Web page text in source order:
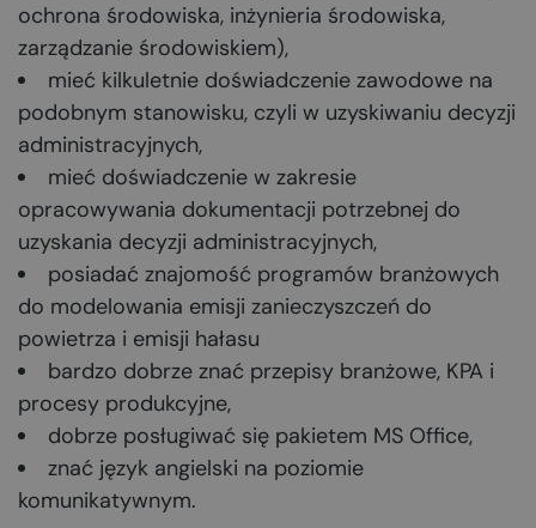
ochrona środowiska, inżynieria środowiska,
zarządzanie środowiskiem),
mieć kilkuletnie doświadczenie zawodowe na
podobnym stanowisku, czyli w uzyskiwaniu decyzji
administracyjnych,
mieć doświadczenie w zakresie
opracowywania dokumentacji potrzebnej do
uzyskania decyzji administracyjnych,
posiadać znajomość programów branżowych
do modelowania emisji zanieczyszczeń do
powietrza i emisji hałasu
bardzo dobrze znać przepisy branżowe, KPA i
procesy produkcyjne,
dobrze posługiwać się pakietem MS Office,
znać język angielski na poziomie
komunikatywnym.